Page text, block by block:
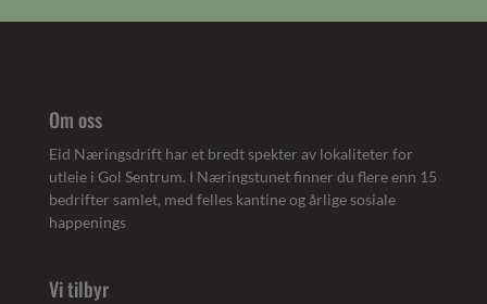
Om oss
Eid Næringsdrift har et bredt spekter av lokaliteter for
utleie i Gol Sentrum. I Næringstunet finner du flere enn 15
bedrifter samlet, med felles kantine og årlige sosiale
happenings
Vi tilbyr